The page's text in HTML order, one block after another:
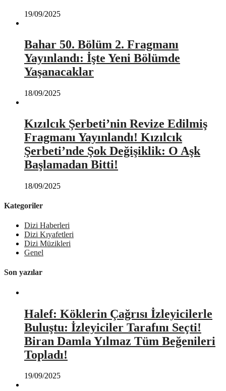
19/09/2025
Bahar 50. Bölüm 2. Fragmanı
Yayınlandı: İşte Yeni Bölümde
Yaşanacaklar
18/09/2025
Kızılcık Şerbeti’nin Revize Edilmiş
Fragmanı Yayınlandı! Kızılcık
Şerbeti’nde Şok Değişiklik: O Aşk
Başlamadan Bitti!
18/09/2025
Kategoriler
Dizi Haberleri
Dizi Kıyafetleri
Dizi Müzikleri
Genel
Son yazılar
Halef: Köklerin Çağrısı İzleyicilerle
Buluştu: İzleyiciler Tarafını Seçti!
Biran Damla Yılmaz Tüm Beğenileri
Topladı!
19/09/2025